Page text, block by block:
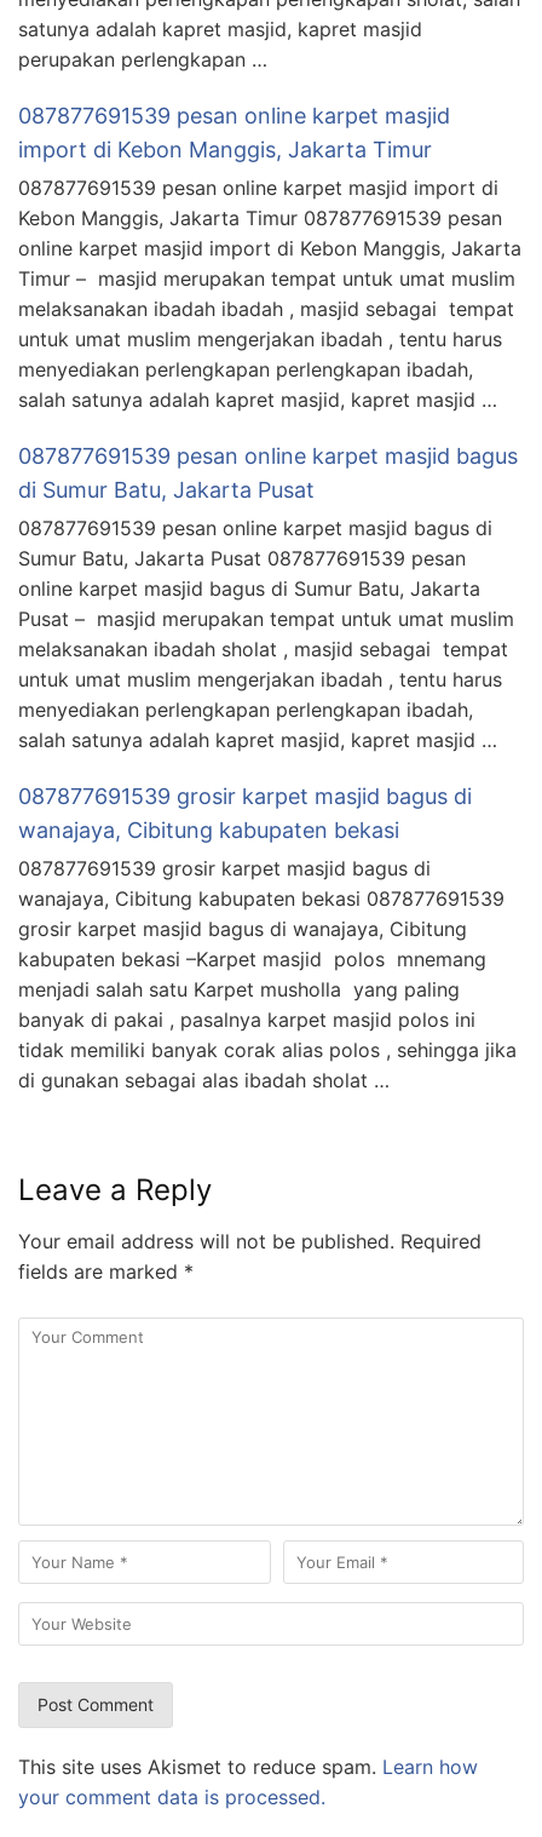
satunya adalah kapret masjid, kapret masjid
perupakan perlengkapan …
087877691539 pesan online karpet masjid
import di Kebon Manggis, Jakarta Timur
087877691539 pesan online karpet masjid import di
Kebon Manggis, Jakarta Timur 087877691539 pesan
online karpet masjid import di Kebon Manggis, Jakarta
Timur – masjid merupakan tempat untuk umat muslim
melaksanakan ibadah ibadah , masjid sebagai tempat
untuk umat muslim mengerjakan ibadah , tentu harus
menyediakan perlengkapan perlengkapan ibadah,
salah satunya adalah kapret masjid, kapret masjid …
087877691539 pesan online karpet masjid bagus
di Sumur Batu, Jakarta Pusat
087877691539 pesan online karpet masjid bagus di
Sumur Batu, Jakarta Pusat 087877691539 pesan
online karpet masjid bagus di Sumur Batu, Jakarta
Pusat – masjid merupakan tempat untuk umat muslim
melaksanakan ibadah sholat , masjid sebagai tempat
untuk umat muslim mengerjakan ibadah , tentu harus
menyediakan perlengkapan perlengkapan ibadah,
salah satunya adalah kapret masjid, kapret masjid …
087877691539 grosir karpet masjid bagus di
wanajaya, Cibitung kabupaten bekasi
087877691539 grosir karpet masjid bagus di
wanajaya, Cibitung kabupaten bekasi 087877691539
grosir karpet masjid bagus di wanajaya, Cibitung
kabupaten bekasi –Karpet masjid polos mnemang
menjadi salah satu Karpet musholla yang paling
banyak di pakai , pasalnya karpet masjid polos ini
tidak memiliki banyak corak alias polos , sehingga jika
di gunakan sebagai alas ibadah sholat …
Leave a Reply
Your email address will not be published. Required
fields are marked *
This site uses Akismet to reduce spam. Learn how
your comment data is processed.